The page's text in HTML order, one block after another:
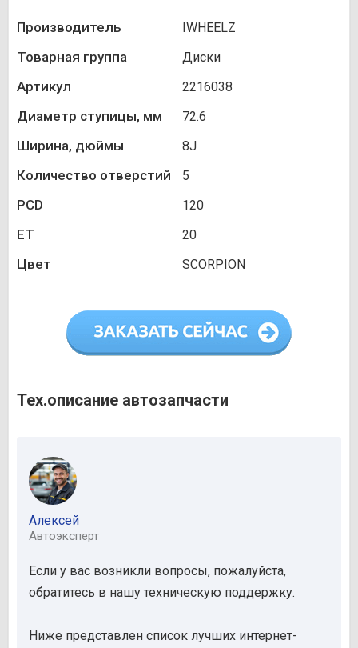
Производитель IWHEELZ
Товарная группа Диски
Артикул 2216038
Диаметр ступицы, мм 72.6
Ширина, дюймы 8J
Количество отверстий 5
PCD 120
ET 20
Цвет SCORPION
Тех.описание автозапчасти
Алексей
Автоэксперт
Если у вас возникли вопросы, пожалуйста,
обратитесь в нашу техническую поддержку.
Ниже представлен список лучших интернет-